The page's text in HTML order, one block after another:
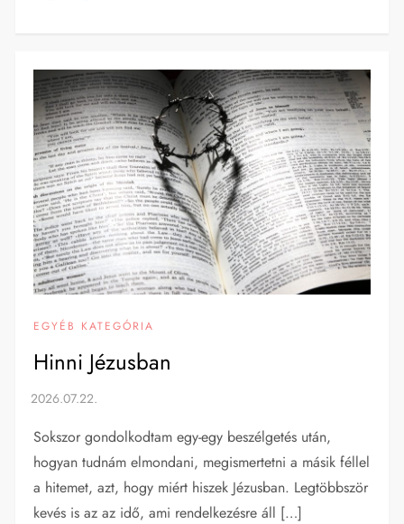
EGYÉB KATEGÓRIA
Hinni Jézusban
Sokszor gondolkodtam egy-egy beszélgetés után,
hogyan tudnám elmondani, megismertetni a másik féllel
a hitemet, azt, hogy miért hiszek Jézusban. Legtöbbször
kevés is az az idő, ami rendelkezésre áll […]